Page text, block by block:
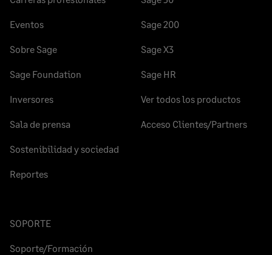
Eventos
Sobre Sage
Sage Foundation
Inversores
Sala de prensa
Sostenibilidad y sociedad
Reportes
Sage 200
Sage X3
Sage HR
Ver todos los productos
Acceso Clientes/Partners
SOPORTE
Soporte/Formación